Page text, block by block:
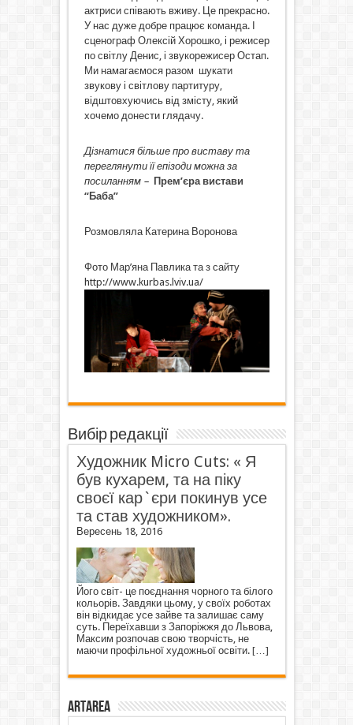
актриси співають вживу. Це прекрасно.
У нас дуже добре працює команда. І
сценограф Олексій Хорошко, і режисер
по світлу Денис, і звукорежисер Остап.
Ми намагаємося разом шукати
звукову і світлову партитуру,
відштовхуючись від змісту, який
хочемо донести глядачу.
Дізнатися більше про виставу та
переглянути її епізоди можна за
посиланням – Прем’єра вистави
“Баба”
Розмовляла Катерина Воронова
Фото Мар’яна Павлика та з сайту
http://www.kurbas.lviv.ua/
Вибір редакції
Художник Micro Cuts: « Я
був кухарем, та на піку
своєї кар`єри покинув усе
та став художником».
Вересень 18, 2016
Його світ- це поєднання чорного та білого
кольорів. Завдяки цьому, у своїх роботах
він відкидає усе зайве та залишає саму
суть. Переїхавши з Запоріжжя до Львова,
Максим розпочав свою творчість, не
маючи профільної художньої освіти. […]
ArtArea